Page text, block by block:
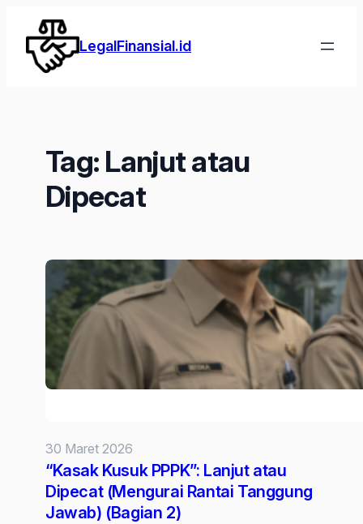
Lewati
konten
LegalFinansial.id
Tag: Lanjut atau
Dipecat
30 Maret 2026
“Kasak Kusuk PPPK”: Lanjut atau
Dipecat (Mengurai Rantai Tanggung
Jawab) (Bagian 2)